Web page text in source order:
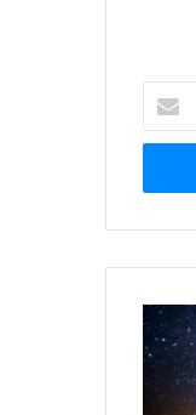
t
r
u
E
m